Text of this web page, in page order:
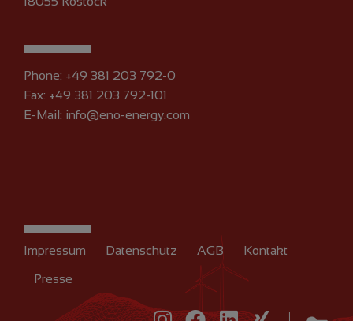
Phone: +49 381 203 792-0
Fax: +49 381 203 792-101
E-Mail: info@eno-energy.com
Impressum Datenschutz AGB Kontakt
Presse